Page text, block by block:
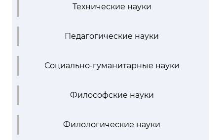
Технические науки
Педагогические науки
Социально-гуманитарные науки
Философские науки
Филологические науки